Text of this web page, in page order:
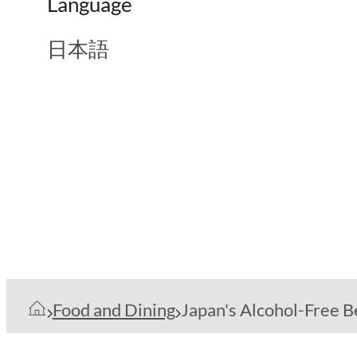
日本語
Food and Dining Japan's Alcohol-Free